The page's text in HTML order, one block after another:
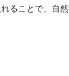
ることで、自